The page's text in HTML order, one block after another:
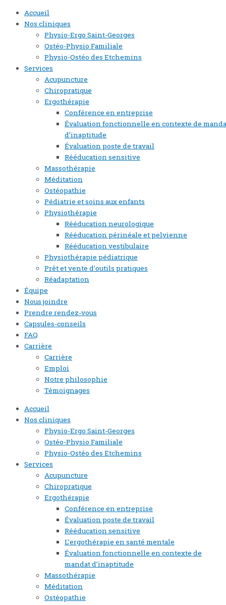
Accueil
Nos cliniques
Physio-Ergo Saint-Georges
Ostéo-Physio Familiale
Physio-Ostéo des Etchemins
Services
Acupuncture
Chiropratique
Ergothérapie
Conférence en entreprise
Évaluation fonctionnelle en contexte de
d’inaptitude
Évaluation poste de travail
Rééducation sensitive
Massothérapie
Méditation
Ostéopathie
Pédiatrie et soins aux enfants
Physiothérapie
Rééducation neurologique
Rééducation périnéale et pelvienne
Rééducation vestibulaire
Physiothérapie pédiatrique
Prêt et vente d’outils pratiques
Réadaptation
Équipe
Nous joindre
Prendre rendez-vous
Capsules-conseils
FAQ
Carrière
Carrière
Emploi
Notre philosophie
Témoignages
Accueil
Nos cliniques
Physio-Ergo Saint-Georges
Ostéo-Physio Familiale
Physio-Ostéo des Etchemins
Services
Acupuncture
Chiropratique
Ergothérapie
Conférence en entreprise
Évaluation poste de travail
Rééducation sensitive
L’ergothérapie en santé mentale
Évaluation fonctionnelle en contexte de
mandat d’inaptitude
Massothérapie
Méditation
Ostéopathie